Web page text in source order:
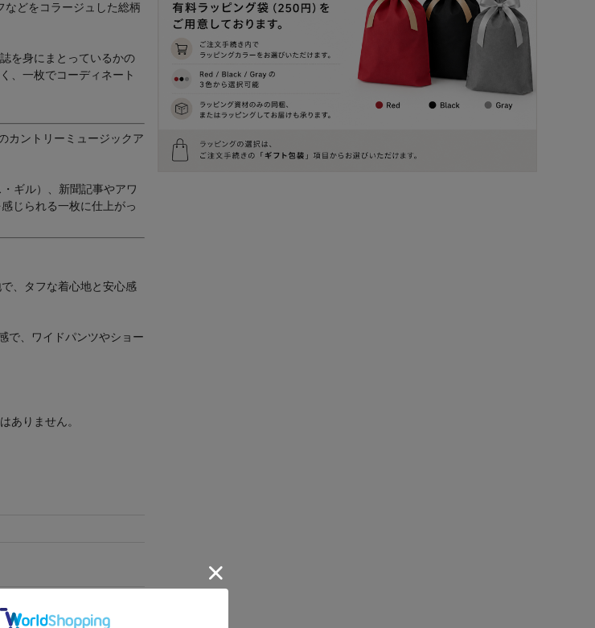
どをコラージュした総柄
を身にまとっているかの
、一枚でコーディネート
カントリーミュージックア
ギル）、新聞記事やアワ
じられる一枚に仕上がっ
、タフな着心地と安心感
で、ワイドパンツやショー
ありません。